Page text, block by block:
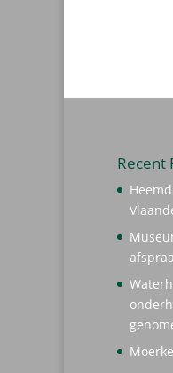
Recent